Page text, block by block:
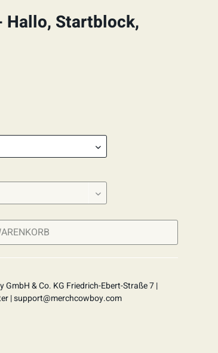
Hallo, Startblock,
GmbH & Co. KG Friedrich-Ebert-Straße 7 |
|support@merchcowboy.com